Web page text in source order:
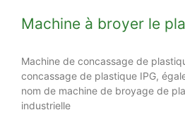
Machine à broyer le
Machine de concassage de
concassage de plastique IPG,
nom de machine de broyage de
industrielle